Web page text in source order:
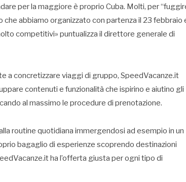
per la maggiore è proprio Cuba. Molti, per
abbiamo organizzato con partenza il 23 febbraio
competitivi» puntualizza il direttore generale di
a concretizzare viaggi di gruppo, SpeedVacanze.it
contenuti e funzionalità che ispirino e aiutino gli
al massimo le procedure di prenotazione.
routine quotidiana immergendosi ad esempio in un
bagaglio di esperienze scoprendo destinazioni
ha l’offerta giusta per ogni tipo di